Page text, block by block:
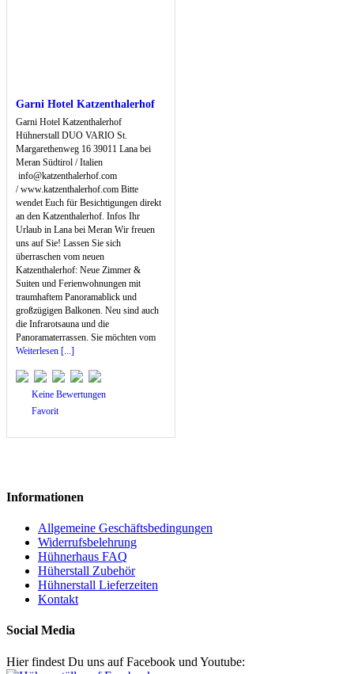
Garni Hotel Katzenthalerhof
Garni Hotel Katzenthalerhof
Hühnerstall DUO VARIO St.
Margarethenweg 16 39011 Lana bei
Meran Südtirol / Italien
info@katzenthalerhof.com
/ www.katzenthalerhof.com Bitte
wendet Euch für Besichtigungen direkt
an den Katzenthalerhof. Infos Ihr
Urlaub in Lana bei Meran Wir freuen
uns auf Sie! Lassen Sie sich
überraschen vom neuen
Katzenthalerhof: Neue Zimmer &
Suiten und Ferienwohnungen mit
traumhaftem Panoramablick und
großzügigen Balkonen. Neu sind auch
die Infrarotsauna und die
Panoramaterrassen. Sie möchten vom
Weiterlesen [...]
Keine Bewertungen
Favorit
Informationen
Allgemeine Geschäftsbedingungen
Widerrufsbelehrung
Hühnerhaus FAQ
Hüherstall Zubehör
Hühnerstall Lieferzeiten
Kontakt
Social Media
Hier findest Du uns auf Facebook und Youtube: